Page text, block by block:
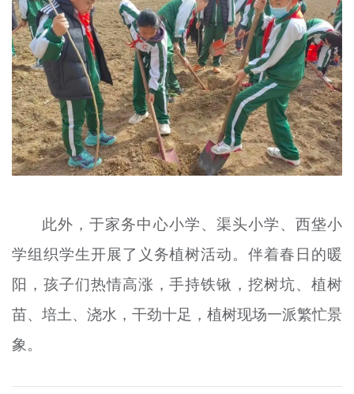
此外，于家务中心小学、渠头小学、西垡小
学组织学生开展了义务植树活动。伴着春日的暖
阳，孩子们热情高涨，手持铁锹，挖树坑、植树
苗、培土、浇水，干劲十足，植树现场一派繁忙景
象。